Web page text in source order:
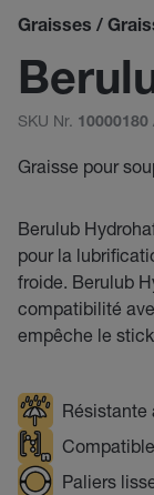
Graisses /
SKU Nr. 10000180
Graisse pour
Berulub
pour la
froide. Berulub
compatibilité
empêche le
Résistante
Paliers